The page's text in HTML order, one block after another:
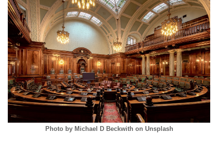
Photo by Michael D Beckwith on Unsplash